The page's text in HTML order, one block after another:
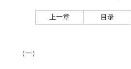
上一章 目录
（一）